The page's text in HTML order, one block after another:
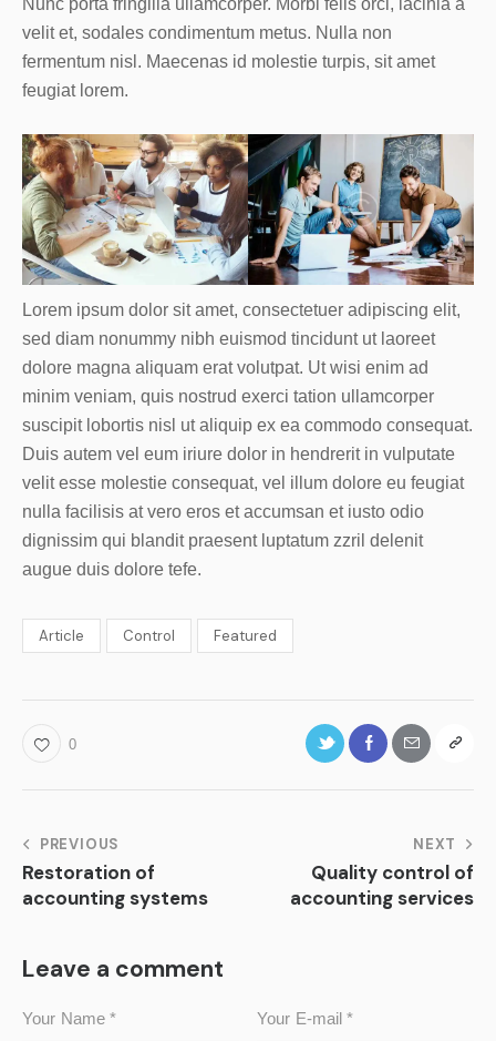
Nunc porta fringilla ullamcorper. Morbi felis orci, lacinia a
velit et, sodales condimentum metus. Nulla non
fermentum nisl. Maecenas id molestie turpis, sit amet
feugiat lorem.
Lorem ipsum dolor sit amet, consectetuer adipiscing elit,
sed diam nonummy nibh euismod tincidunt ut laoreet
dolore magna aliquam erat volutpat. Ut wisi enim ad
minim veniam, quis nostrud exerci tation ullamcorper
suscipit lobortis nisl ut aliquip ex ea commodo consequat.
Duis autem vel eum iriure dolor in hendrerit in vulputate
velit esse molestie consequat, vel illum dolore eu feugiat
nulla facilisis at vero eros et accumsan et iusto odio
dignissim qui blandit praesent luptatum zzril delenit
augue duis dolore tefe.
Article Control Featured
0
PREVIOUS
Restoration of
accounting systems
NEXT
Quality control of
accounting services
Leave a comment